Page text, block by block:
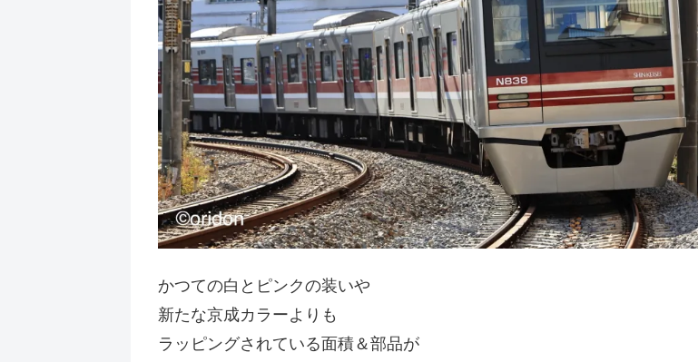
かつての白とピンクの装いや
新たな京成カラーよりも
ラッピングされている面積＆部品が